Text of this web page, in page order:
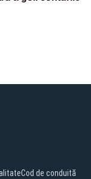
Cod de conduită